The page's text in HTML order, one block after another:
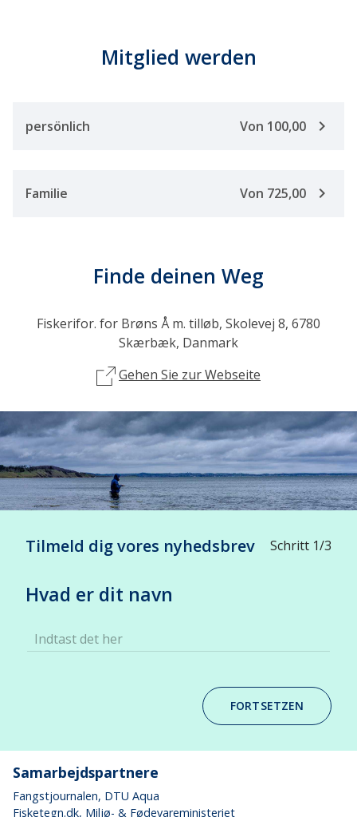
Mitglied werden
persönlich Von 100,00 keyboard_arrow_right
Familie Von 725,00 keyboard_arrow_right
Finde deinen Weg
Fiskerifor. for Brøns Å m. tilløb, Skolevej 8, 6780
Skærbæk, Danmark
Gehen Sie zur Webseite
Tilmeld dig vores nyhedsbrev Schritt 1/3
Hvad er dit navn
Indtast det her
FORTSETZEN
Samarbejdspartnere
Fangstjournalen, DTU Aqua
Fisketegn.dk, Miljø- & Fødevareministeriet